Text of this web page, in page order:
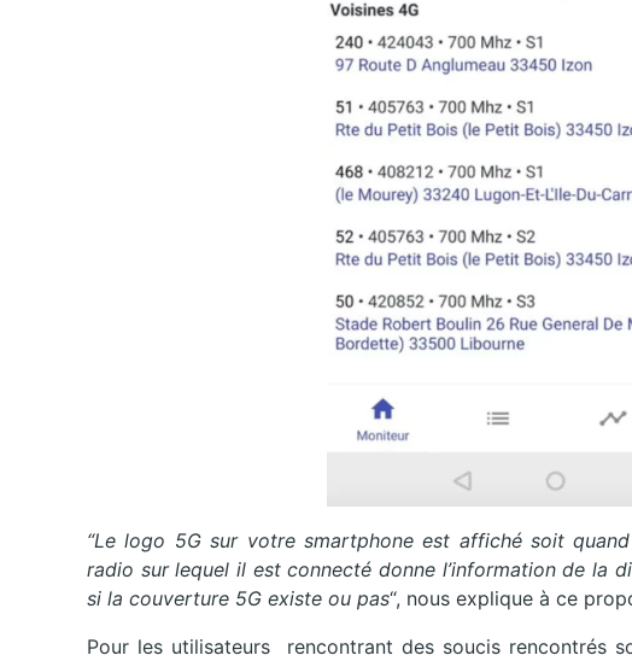
“Le logo 5G sur votre smartphone est affiché soit
radio sur lequel il est connecté donne l’information de la
si la couverture 5G existe ou pas“, nous explique à ce
Pour les utilisateurs rencontrant des soucis rencontrés